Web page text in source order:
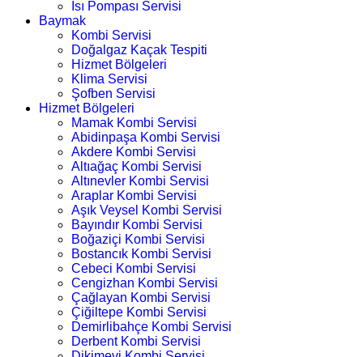
Isı Pompası Servisi
Baymak
Kombi Servisi
Doğalgaz Kaçak Tespiti
Hizmet Bölgeleri
Klima Servisi
Şofben Servisi
Hizmet Bölgeleri
Mamak Kombi Servisi
Abidinpaşa Kombi Servisi
Akdere Kombi Servisi
Altıağaç Kombi Servisi
Altınevler Kombi Servisi
Araplar Kombi Servisi
Aşık Veysel Kombi Servisi
Bayındır Kombi Servisi
Boğaziçi Kombi Servisi
Bostancık Kombi Servisi
Cebeci Kombi Servisi
Cengizhan Kombi Servisi
Çağlayan Kombi Servisi
Çiğiltepe Kombi Servisi
Demirlibahçe Kombi Servisi
Derbent Kombi Servisi